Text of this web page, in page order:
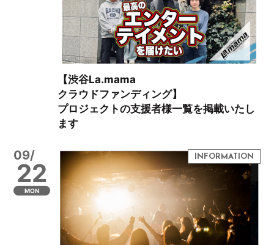
【渋谷La.mama
クラウドファンディング】
プロジェクトの支援者様一覧を掲載いたし
ます
09/
22
MON